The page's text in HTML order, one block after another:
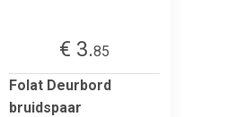
€ 3.85
Folat Deurbord
bruidspaar